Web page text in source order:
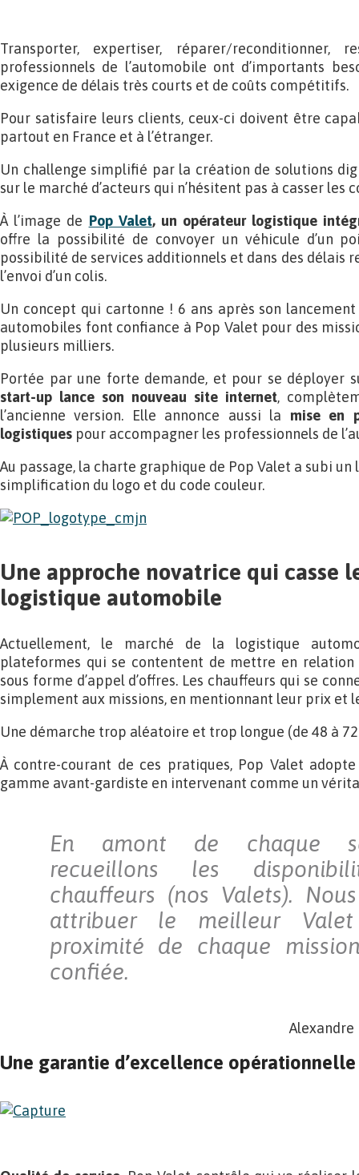
Transporter, expertiser, réparer/reconditionner,
professionnels de l’automobile ont d’importants
exigence de délais très courts et de coûts compétitifs.
Pour satisfaire leurs clients, ceux-ci doivent être
partout en France et à l’étranger.
Un challenge simplifié par la création de solutions
sur le marché d’acteurs qui n’hésitent pas à casser les
À l’image de Pop Valet, un opérateur logistique
offre la possibilité de convoyer un véhicule d’un
possibilité de services additionnels et dans des délais
l’envoi d’un colis.
Un concept qui cartonne ! 6 ans après son
automobiles font confiance à Pop Valet pour des
plusieurs milliers.
Portée par une forte demande, et pour se déployer
start-up lance son nouveau site internet,
l’ancienne version. Elle annonce aussi la mise en
logistiques pour accompagner les professionnels de
Au passage, la charte graphique de Pop Valet a subi
simplification du logo et du code couleur.
Une approche novatrice qui casse
logistique automobile
Actuellement, le marché de la logistique
plateformes qui se contentent de mettre en relation
sous forme d’appel d’offres. Les chauffeurs qui se
simplement aux missions, en mentionnant leur prix et
Une démarche trop aléatoire et trop longue (de 48 à
À contre-courant de ces pratiques, Pop Valet
gamme avant-gardiste en intervenant comme un
En amont de chaque
recueillons les
chauffeurs (nos Valets).
attribuer le meilleur
proximité de chaque
confiée.
Alexandre
Une garantie d’excellence opérationnelle